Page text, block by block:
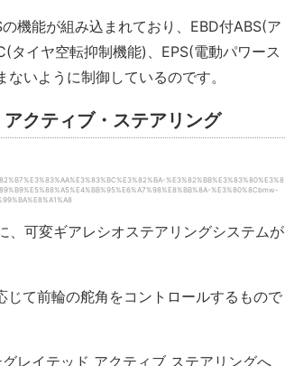
機能が組み込まれており、EBD付ABS(ア
タイヤ空転抑制機能)、EPS(電動パワース
いように制御しているのです。
クティブ・ステアリング
%E3%82%BB%E3%83%80%E3%8
%E3%80%8Cbmw-
可変ギアレシオステアリングシステムが
て前輪の舵角をコントロールするもので
レイテッド アクティブ ステアリングへ